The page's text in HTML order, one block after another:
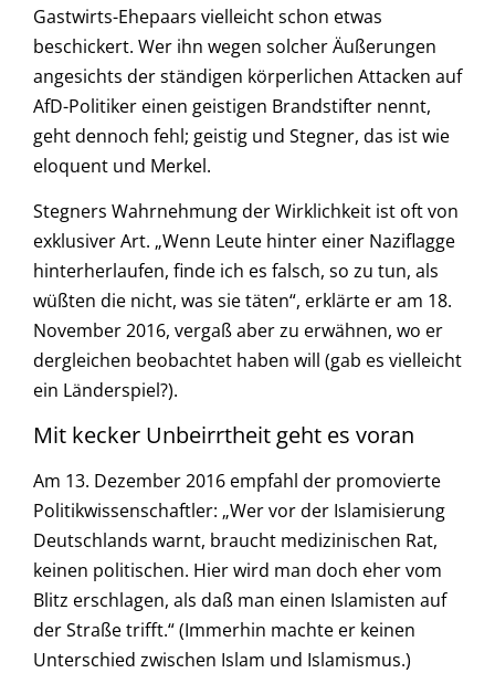
Gastwirts-Ehepaars vielleicht schon etwas
beschickert. Wer ihn wegen solcher Äußerungen
angesichts der ständigen körperlichen Attacken auf
AfD-Politiker einen geistigen Brandstifter nennt,
geht dennoch fehl; geistig und Stegner, das ist wie
eloquent und Merkel.
Stegners Wahrnehmung der Wirklichkeit ist oft von
exklusiver Art. „Wenn Leute hinter einer Naziflagge
hinterherlaufen, finde ich es falsch, so zu tun, als
wüßten die nicht, was sie täten“, erklärte er am 18.
November 2016, vergaß aber zu erwähnen, wo er
dergleichen beobachtet haben will (gab es vielleicht
ein Länderspiel?).
Mit kecker Unbeirrtheit geht es voran
Am 13. Dezember 2016 empfahl der promovierte
Politikwissenschaftler: „Wer vor der Islamisierung
Deutschlands warnt, braucht medizinischen Rat,
keinen politischen. Hier wird man doch eher vom
Blitz erschlagen, als daß man einen Islamisten auf
der Straße trifft.“ (Immerhin machte er keinen
Unterschied zwischen Islam und Islamismus.)